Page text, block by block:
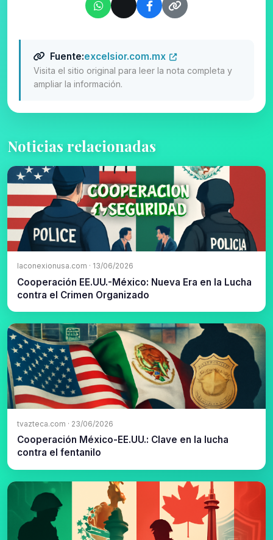
Fuente:excelsior.com.mx
Visita el sitio original para leer la nota completa y
ampliar la información.
Noticias relacionadas
laconexionusa.com · 13/06/2026
Cooperación EE.UU.-México: Nueva Era en la Lucha
contra el Crimen Organizado
tvazteca.com · 23/06/2026
Cooperación México-EE.UU.: Clave en la lucha
contra el fentanilo